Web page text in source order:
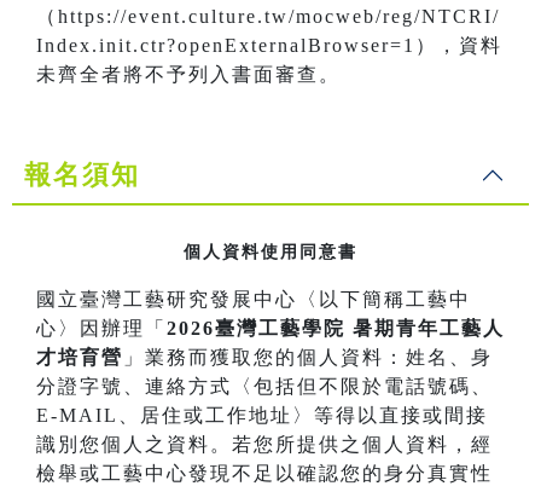
（https://event.culture.tw/mocweb/reg/NTCRI/
Index.init.ctr?openExternalBrowser=1），資料
未齊全者將不予列入書面審查。
報名須知
個人資料使用同意書
國立臺灣工藝研究發展中心〈以下簡稱工藝中
心〉因辦理「 2026臺灣工藝學院 暑期青年工藝人
才培育營 」業務而獲取您的個人資料：姓名、身
分證字號、連絡方式〈包括但不限於電話號碼、
E-MAIL、居住或工作地址〉等得以直接或間接
識別您個人之資料。若您所提供之個人資料，經
檢舉或工藝中心發現不足以確認您的身分真實性